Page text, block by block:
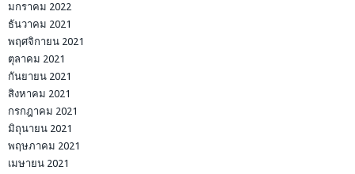
มกราคม 2022
ธันวาคม 2021
พฤศจิกายน 2021
ตุลาคม 2021
กันยายน 2021
สิงหาคม 2021
กรกฎาคม 2021
มิถุนายน 2021
พฤษภาคม 2021
เมษายน 2021